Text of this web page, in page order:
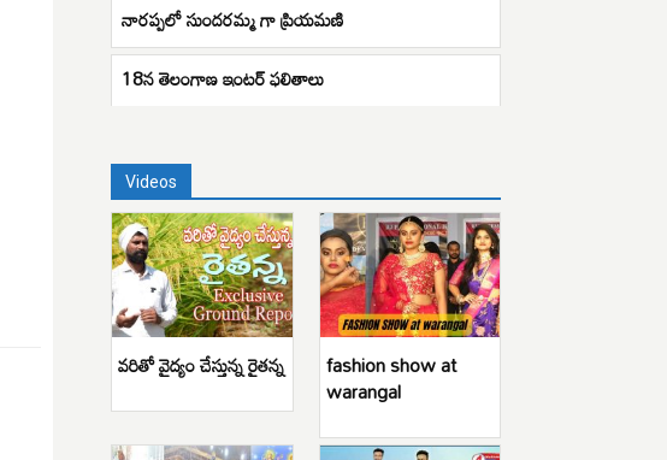
నారప్పలో సుందరమ్మ గా ప్రియమణి
18న తెలంగాణ ఇంటర్‌ ఫలితాలు
Videos
వరితో వైద్యం చేస్తున్న రైతన్న fashion show at
warangal